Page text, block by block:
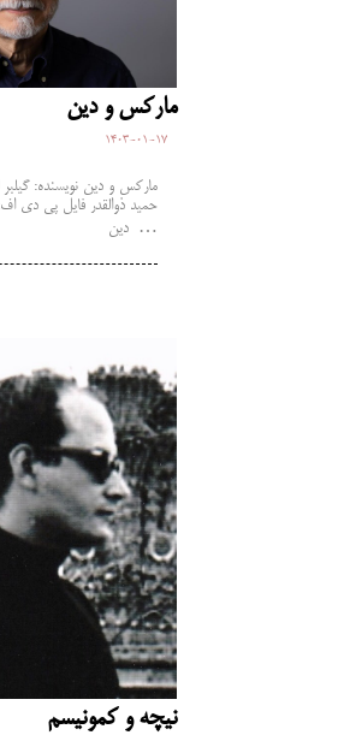
مارکس و دین
1403-01-17
مارکس و دین نویسنده: گیلبر
حمید ذوالقدر فایل پی دی
دین …
نیچه و کمونیسم